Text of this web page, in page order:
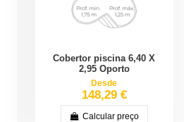
Cobertor piscina 6,40 X
2,95 Oporto
Desde
148,29 €
Calcular preço